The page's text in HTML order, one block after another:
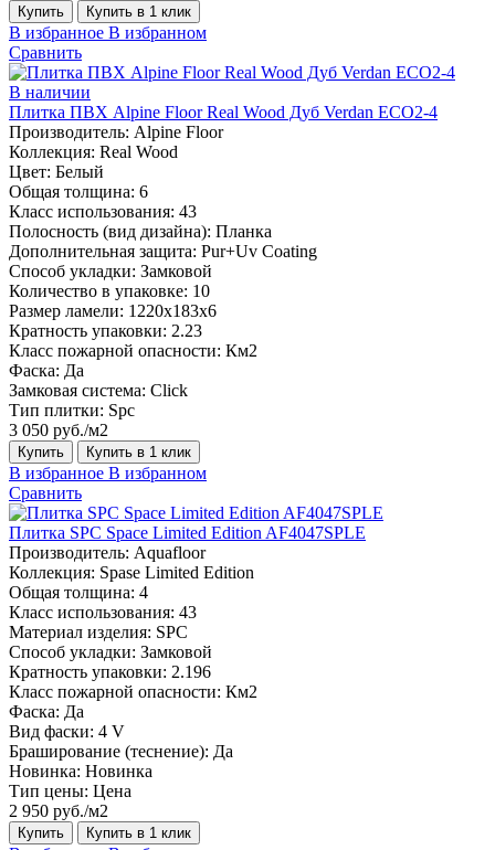
Купить Купить в 1 клик
В избранное В избранном
Сравнить
В наличии
Плитка ПВХ Alpine Floor Real Wood Дуб Verdan ECO2-4
Производитель: Alpine Floor
Коллекция: Real Wood
Цвет: Белый
Общая толщина: 6
Класс использования: 43
Полосность (вид дизайна): Планка
Дополнительная защита: Pur+Uv Coating
Способ укладки: Замковой
Количество в упаковке: 10
Размер ламели: 1220х183х6
Кратность упаковки: 2.23
Класс пожарной опасности: Км2
Фаска: Да
Замковая система: Click
Тип плитки: Spc
3 050 руб./м2
Купить Купить в 1 клик
В избранное В избранном
Сравнить
Плитка SPC Space Limited Edition AF4047SPLE
Производитель: Aquafloor
Коллекция: Spase Limited Edition
Общая толщина: 4
Класс использования: 43
Материал изделия: SPC
Способ укладки: Замковой
Кратность упаковки: 2.196
Класс пожарной опасности: Км2
Фаска: Да
Вид фаски: 4 V
Браширование (теснение): Да
Новинка: Новинка
Тип цены: Цена
2 950 руб./м2
Купить Купить в 1 клик